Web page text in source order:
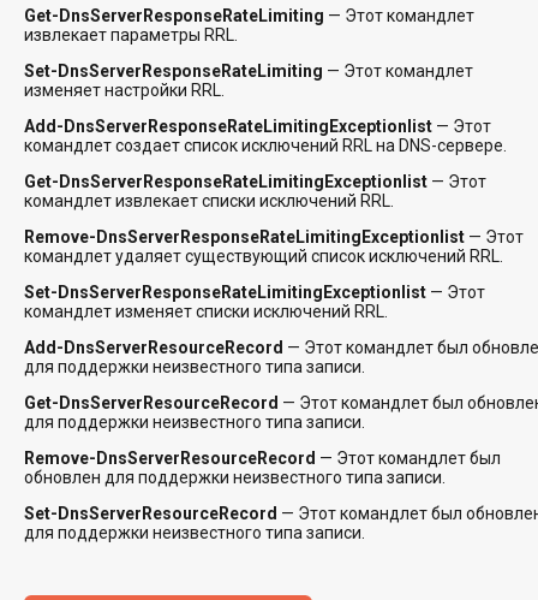
Get-DnsServerResponseRateLimiting — Этот командлет
извлекает параметры RRL.
Set-DnsServerResponseRateLimiting — Этот командлет
изменяет настройки RRL.
Add-DnsServerResponseRateLimitingExceptionlist — Этот
командлет создает список исключений RRL на DNS-сервере.
Get-DnsServerResponseRateLimitingExceptionlist — Этот
командлет извлекает списки исключений RRL.
Remove-DnsServerResponseRateLimitingExceptionlist — Этот
командлет удаляет существующий список исключений RRL.
Set-DnsServerResponseRateLimitingExceptionlist — Этот
командлет изменяет списки исключений RRL.
Add-DnsServerResourceRecord — Этот командлет был
для поддержки неизвестного типа записи.
Get-DnsServerResourceRecord — Этот командлет был
для поддержки неизвестного типа записи.
Remove-DnsServerResourceRecord — Этот командлет был
обновлен для поддержки неизвестного типа записи.
Set-DnsServerResourceRecord — Этот командлет был
для поддержки неизвестного типа записи.